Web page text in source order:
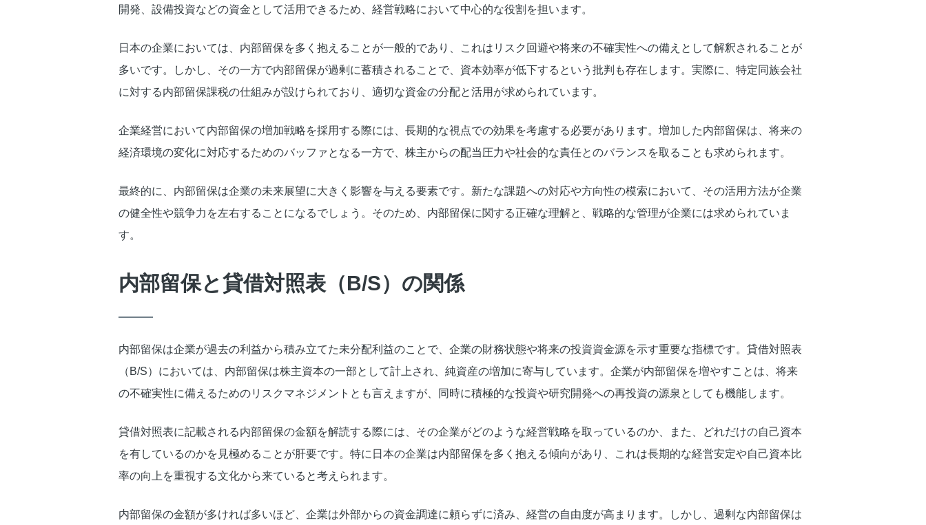
開発、設備投資などの資金として活用できるため、経営戦略において中心的な役割を担います。
日本の企業においては、内部留保を多く抱えることが一般的であり、これはリスク回避や将来の不確実性への備えとして解釈されることが
多いです。しかし、その一方で内部留保が過剰に蓄積されることで、資本効率が低下するという批判も存在します。実際に、特定同族会社
に対する内部留保課税の仕組みが設けられており、適切な資金の分配と活用が求められています。
企業経営において内部留保の増加戦略を採用する際には、長期的な視点での効果を考慮する必要があります。増加した内部留保は、将来の
経済環境の変化に対応するためのバッファとなる一方で、株主からの配当圧力や社会的な責任とのバランスを取ることも求められます。
最終的に、内部留保は企業の未来展望に大きく影響を与える要素です。新たな課題への対応や方向性の模索において、その活用方法が企業
の健全性や競争力を左右することになるでしょう。そのため、内部留保に関する正確な理解と、戦略的な管理が企業には求められていま
す。
内部留保と貸借対照表（B/S）の関係
内部留保は企業が過去の利益から積み立てた未分配利益のことで、企業の財務状態や将来の投資資金源を示す重要な指標です。貸借対照表
（B/S）においては、内部留保は株主資本の一部として計上され、純資産の増加に寄与しています。企業が内部留保を増やすことは、将来
の不確実性に備えるためのリスクマネジメントとも言えますが、同時に積極的な投資や研究開発への再投資の源泉としても機能します。
貸借対照表に記載される内部留保の金額を解読する際には、その企業がどのような経営戦略を取っているのか、また、どれだけの自己資本
を有しているのかを見極めることが肝要です。特に日本の企業は内部留保を多く抱える傾向があり、これは長期的な経営安定や自己資本比
率の向上を重視する文化から来ていると考えられます。
内部留保の金額が多ければ多いほど、企業は外部からの資金調達に頼らずに済み、経営の自由度が高まります。しかし、過剰な内部留保は